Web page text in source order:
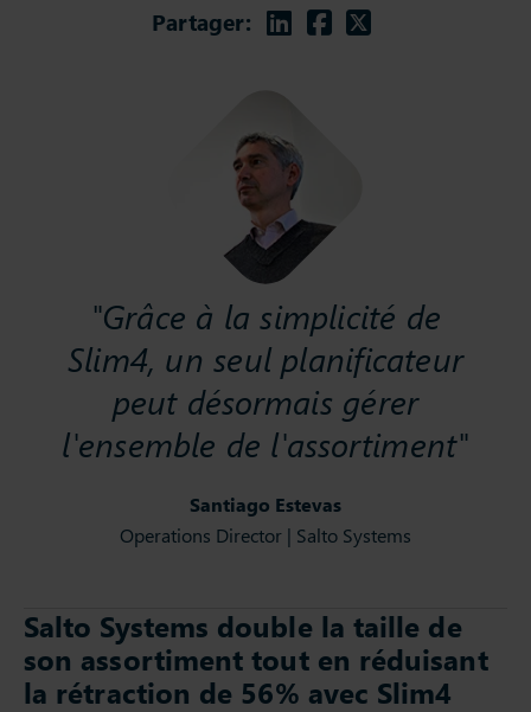
Santiago Estevas
Operations Director | Salto Systems
"Grâce à la simplicité de
Slim4, un seul planificateur
peut désormais gérer
l'ensemble de l'assortiment"
Salto Systems double la taille de
son assortiment tout en réduisant
la rétraction de 56% avec Slim4
Partager: Linkedin
Facebook
Twitter